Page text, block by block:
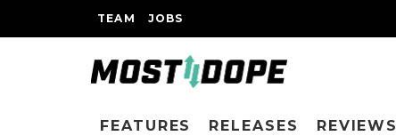
TEAM JOBS
FEATURES RELEASES REVIEWS